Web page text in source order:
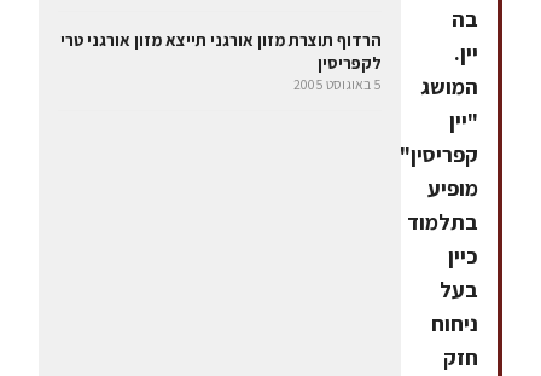
בה
יין.
המושג
"יין
קפריסין"
מופיע
בתלמוד
כיין
בעל
ניחוח
חזק
הרדוף תוצרת מזון אורגני תייצא מזון אורגני טרי
לקפריסין
5 באוגוסט 2005